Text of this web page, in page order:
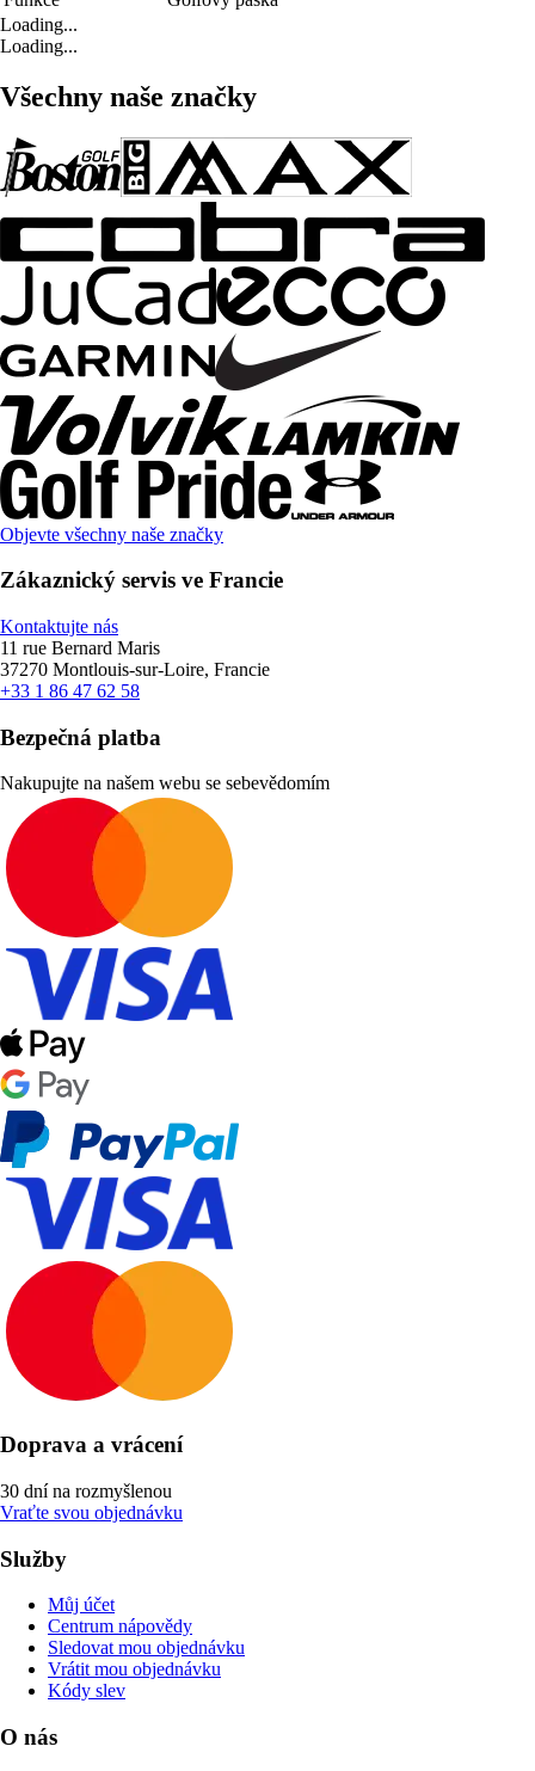
Loading...
Loading...
Všechny naše značky
Objevte všechny naše značky
Zákaznický servis ve Francie
Kontaktujte nás
11 rue Bernard Maris
37270 Montlouis-sur-Loire, Francie
+33 1 86 47 62 58
Bezpečná platba
Nakupujte na našem webu se sebevědomím
Doprava a vrácení
30 dní na rozmyšlenou
Vraťte svou objednávku
Služby
Můj účet
Centrum nápovědy
Sledovat mou objednávku
Vrátit mou objednávku
Kódy slev
O nás